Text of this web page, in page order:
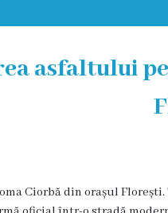
asfaltului
Ciorbă din orașul